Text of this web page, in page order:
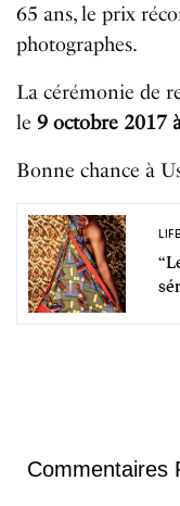
65 ans, le prix
photographes.
La cérémonie de
le9 octobre 2017
Bonne chance à
Commentaires